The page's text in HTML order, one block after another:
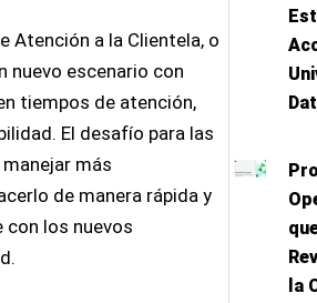
Atención a la Clientela, o
nuevo escenario con
tiempos de atención,
El desafío para las
más
de manera rápida y
con los nuevos
la